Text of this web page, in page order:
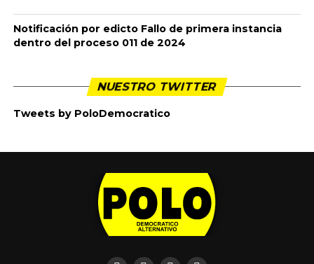
Notificación por edicto Fallo de primera instancia
dentro del proceso 011 de 2024
NUESTRO TWITTER
Tweets by PoloDemocratico